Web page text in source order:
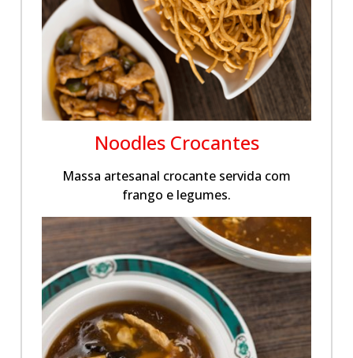
Noodles Crocantes
Massa artesanal crocante servida com
frango e legumes.